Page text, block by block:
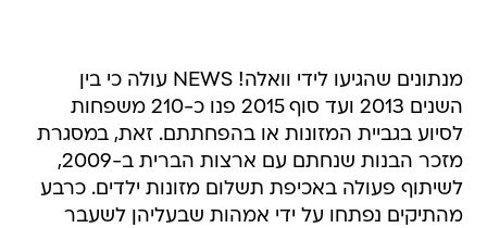
מנתונים שהגיעו לידי וואלה! NEWS עולה כי בין
השנים 2013 ועד סוף 2015 פנו כ-210 משפחות
לסיוע בגביית המזונות או בהפחתתם. זאת, במסגרת
מזכר הבנות שנחתם עם ארצות הברית ב-2009,
לשיתוף פעולה באכיפת תשלום מזונות ילדים. כרבע
מהתיקים נפתחו על ידי אמהות שבעליהן לשעבר